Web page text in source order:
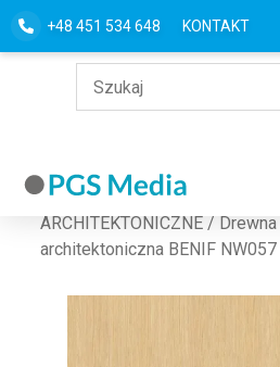
+48 451 534 648 KONTAKT
Strona główna/FOLIE
ARCHITEKTONICZNE / Drewna
architektoniczna BENIF NW057